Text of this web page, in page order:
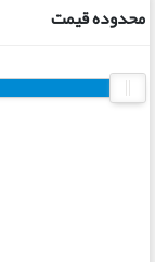
محدوده قیمت